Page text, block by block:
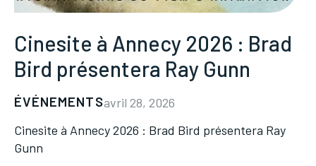
Cinesite à Annecy 2026 : Brad
Bird présentera Ray Gunn
ÉVÉNEMENTSavril 28, 2026
Cinesite à Annecy 2026 : Brad Bird présentera Ray
Gunn